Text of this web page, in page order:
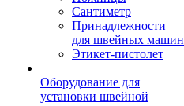
Сантиметр
Принадлежности
для швейных машин
Этикет-пистолет
Оборудование для
установки швейной